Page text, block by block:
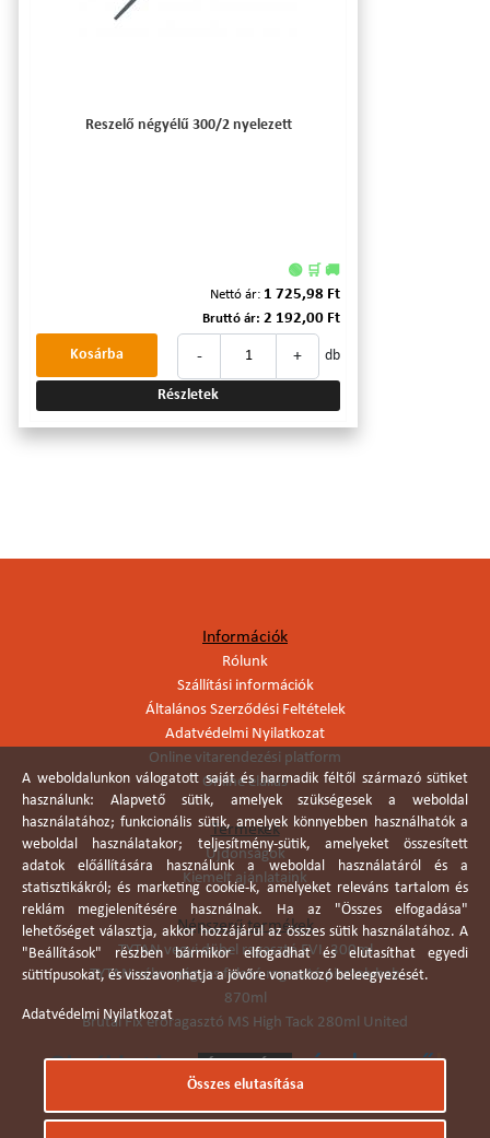
Reszelő négyélű 300/2 nyelezett
🟢 🛒 🚚
Nettó ár: 1 725,98 Ft
Bruttó ár: 2 192,00 Ft
- + db
Kosárba
Részletek
Információk
Rólunk
Szállítási információk
Általános Szerződési Feltételek
Adatvédelmi Nyilatkozat
Online vitarendezési platform
Online elállás
Termékek
Újdonságok
Kiemelt ajánlataink
Népszerű termékek
TYTAN vegyi dübel ragasztó EVI. 300ml
TYTAN vékonyágyas falazó ragasztó pisztolyhab
870ml
Brutál Fix erőragasztó MS High Tack 280ml United
A weboldalunkon válogatott saját és harmadik féltől származó sütiket
használunk: Alapvető sütik, amelyek szükségesek a weboldal
használatához; funkcionális sütik, amelyek könnyebben használhatók a
weboldal használatakor; teljesítmény-sütik, amelyeket összesített
adatok előállítására használunk a weboldal használatáról és a
statisztikákról; és marketing cookie-k, amelyeket releváns tartalom és
reklám megjelenítésére használnak. Ha az "Összes elfogadása"
lehetőséget választja, akkor hozzájárul az összes sütik használatához. A
"Beállítások" részben bármikor elfogadhat és elutasíthat egyedi
sütitípusokat, és visszavonhatja a jövőre vonatkozó beleegyezését.
Adatvédelmi Nyilatkozat
Összes elutasítása